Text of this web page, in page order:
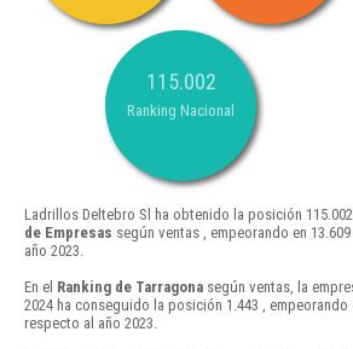
115.002
Ranking Nacional
Ladrillos Deltebro Sl ha obtenido la posición 115.002
de Empresas según ventas , empeorando en
año 2023.
En el Ranking de Tarragona según ventas, la
2024 ha conseguido la posición 1.443 ,
respecto al año 2023.